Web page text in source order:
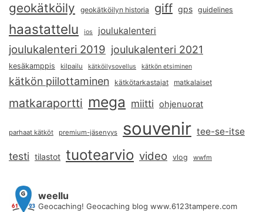
geokätköily geokätköilyn historia giff gps guidelines
haastattelu ios joulukalenteri
joulukalenteri 2019 joulukalenteri 2021
kesäkamppis kilpailu kätköilysovellus kätkön etsiminen
kätkön piilottaminen kätkötarkastajat matkalaiset
matkaraportti mega miitti ohjenuorat
parhaat kätköt premium-jäsenyys souvenir tee-se-itse
testi tilastot tuotearvio video vlog wwfm
weellu
Geocaching! Geocaching blog www.6123tampere.com